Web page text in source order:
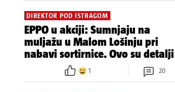
DIREKTOR POD ISTRAGOM
EPPO u akciji: Sumnjaju na
muljažu u Malom Lošinju pri
nabavi sortirnice. Ovo su detalji
1 20